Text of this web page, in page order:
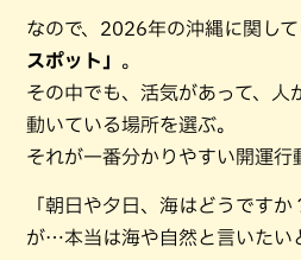
なので、2026年の沖縄に関して
スポット」 。
その中でも、活気があって、人
動いている場所を選ぶ。
それが一番分かりやすい開運行
「朝日や夕日、海はどうです
が…本当は海や自然と言いたい